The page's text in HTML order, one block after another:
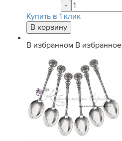
-
Купить в 1 клик
В избранном В избранное